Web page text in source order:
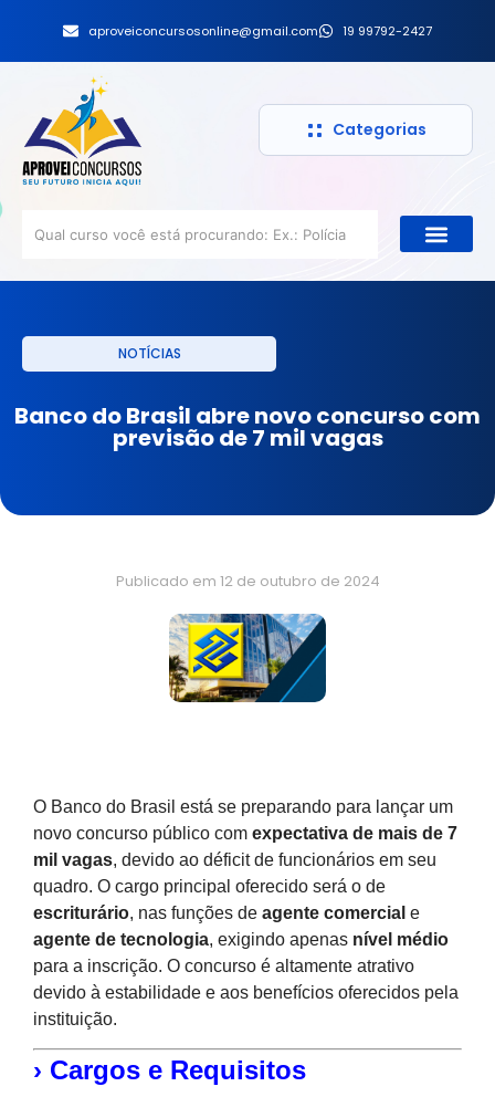
aproveiconcursosonline@gmail.com 19 99792-2427
Categorias
NOTÍCIAS
Banco do Brasil abre novo concurso com
previsão de 7 mil vagas
Publicado em 12 de outubro de 2024
O Banco do Brasil está se preparando para lançar um
novo concurso público com expectativa de mais de 7
mil vagas, devido ao déficit de funcionários em seu
quadro. O cargo principal oferecido será o de
escriturário, nas funções de agente comercial e
agente de tecnologia, exigindo apenas nível médio
para a inscrição. O concurso é altamente atrativo
devido à estabilidade e aos benefícios oferecidos pela
instituição.
› Cargos e Requisitos